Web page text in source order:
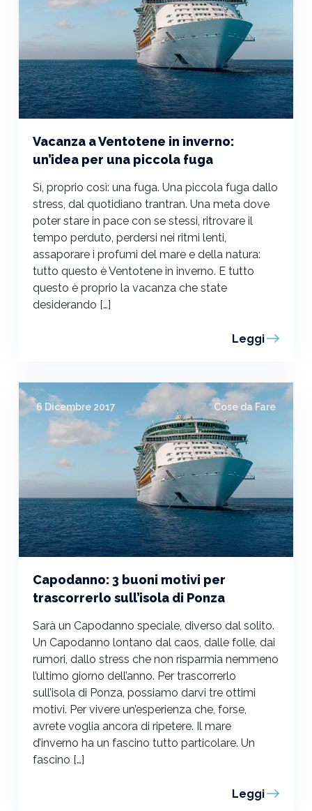
Vacanza a Ventotene in inverno:
un’idea per una piccola fuga
Sì, proprio così: una fuga. Una piccola fuga dallo
stress, dal quotidiano trantran. Una meta dove
poter stare in pace con se stessi, ritrovare il
tempo perduto, perdersi nei ritmi lenti,
assaporare i profumi del mare e della natura:
tutto questo è Ventotene in inverno. E tutto
questo è proprio la vacanza che state
desiderando […]
Leggi
6 Dicembre 2017 Cose da Fare
Capodanno: 3 buoni motivi per
trascorrerlo sull’isola di Ponza
Sarà un Capodanno speciale, diverso dal solito.
Un Capodanno lontano dal caos, dalle folle, dai
rumori, dallo stress che non risparmia nemmeno
l’ultimo giorno dell’anno. Per trascorrerlo
sull’isola di Ponza, possiamo darvi tre ottimi
motivi. Per vivere un’esperienza che, forse,
avrete voglia ancora di ripetere. Il mare
d’inverno ha un fascino tutto particolare. Un
fascino […]
Leggi